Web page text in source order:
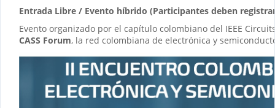
Entrada Libre / Evento híbrido (Participantes deben
Evento organizado por el capítulo colombiano del IEEE
CASS Forum, la red colombiana de electrónica y